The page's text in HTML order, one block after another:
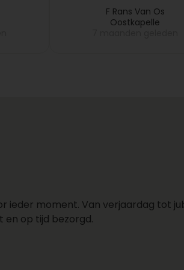
F Rans Van Os
Oostkapelle
ieder moment. Van verjaardag tot
en op tijd bezorgd.